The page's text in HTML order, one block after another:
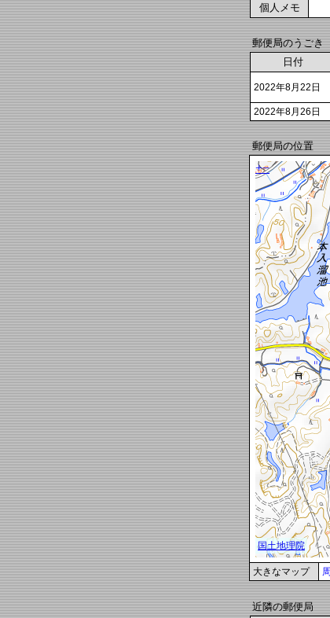
個人メモ
郵便局のうごき
日付
2022年8月22日
2022年8月26日
郵便局の位置
大きなマップ
近隣の郵便局